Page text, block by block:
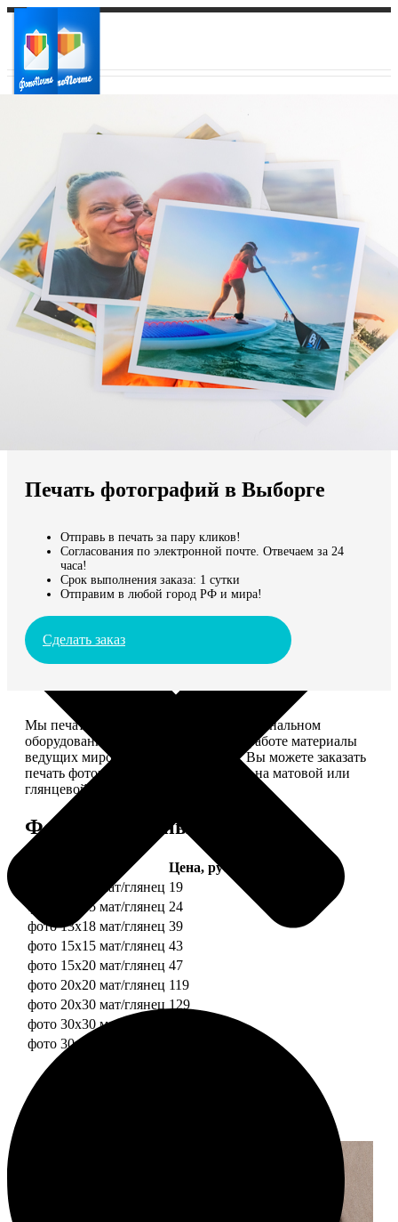
Ваш регион доставки
Выберите из списка:
Мы доставляем по всему миру
Продолжить без города
Печать фотографий в Выборге
Отправь в печать за пару кликов!
Согласования по электронной почте. Отвечаем за 24
часа!
Срок выполнения заказа: 1 сутки
Отправим в любой город РФ и мира!
Сделать заказ
Мы печатаем фотографии на профессиональном
оборудовании Noritsu, используем в работе материалы
ведущих мировых производителей. Вы можете заказать
печать фотографий разных форматов на матовой или
глянцевой фотобумаге.
Форматы и цены
Цена, руб.
фото 10х10 мат/глянец 19
фото 10х15 мат/глянец 24
фото 13х18 мат/глянец 39
фото 15х15 мат/глянец 43
фото 15х20 мат/глянец 47
фото 20х20 мат/глянец 119
фото 20х30 мат/глянец 129
фото 30х30 мат/глянец
фото 30х40 мат/глянец